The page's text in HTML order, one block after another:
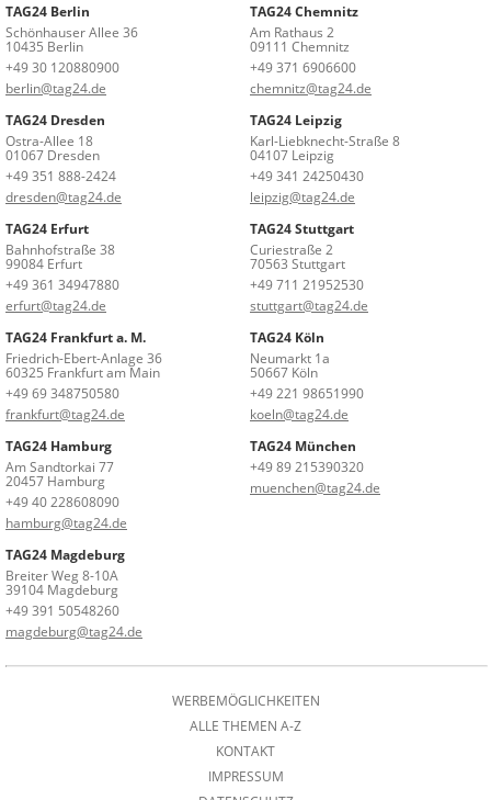
TAG24 Berlin
Schönhauser Allee 36
10435 Berlin
+49 30 120880900
berlin@tag24.de
TAG24 Chemnitz
Am Rathaus 2
09111 Chemnitz
+49 371 6906600
chemnitz@tag24.de
TAG24 Dresden
Ostra-Allee 18
01067 Dresden
+49 351 888-2424
dresden@tag24.de
TAG24 Leipzig
Karl-Liebknecht-Straße 8
04107 Leipzig
+49 341 24250430
leipzig@tag24.de
TAG24 Erfurt
Bahnhofstraße 38
99084 Erfurt
+49 361 34947880
erfurt@tag24.de
TAG24 Stuttgart
Curiestraße 2
70563 Stuttgart
+49 711 21952530
stuttgart@tag24.de
TAG24 Frankfurt a. M.
Friedrich-Ebert-Anlage 36
60325 Frankfurt am Main
+49 69 348750580
frankfurt@tag24.de
TAG24 Köln
Neumarkt 1a
50667 Köln
+49 221 98651990
koeln@tag24.de
TAG24 Hamburg
Am Sandtorkai 77
20457 Hamburg
+49 40 228608090
hamburg@tag24.de
TAG24 München
+49 89 215390320
muenchen@tag24.de
TAG24 Magdeburg
Breiter Weg 8-10A
39104 Magdeburg
+49 391 50548260
magdeburg@tag24.de
WERBEMÖGLICHKEITEN
ALLE THEMEN A-Z
KONTAKT
IMPRESSUM